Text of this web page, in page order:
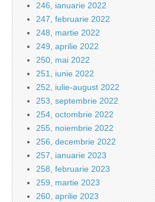
246, ianuarie 2022
247, februarie 2022
248, martie 2022
249, aprilie 2022
250, mai 2022
251, iunie 2022
252, iulie-august 2022
253, septembrie 2022
254, octombrie 2022
255, noiembrie 2022
256, decembrie 2022
257, ianuarie 2023
258, februarie 2023
259, martie 2023
260, aprilie 2023